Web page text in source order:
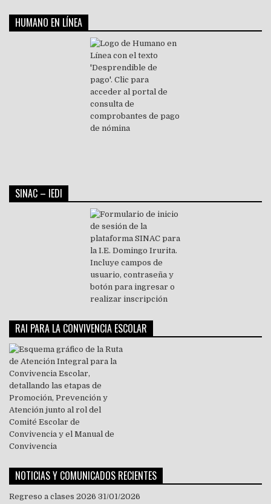
HUMANO EN LÍNEA
SINAC – IEDI
RAI PARA LA CONVIVENCIA ESCOLAR
NOTICIAS Y COMUNICADOS RECIENTES
Regreso a clases 2026 31/01/2026